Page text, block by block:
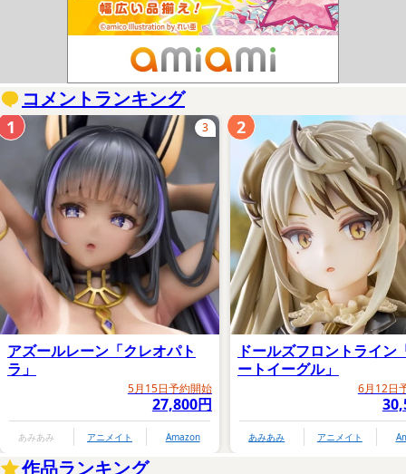
コメントランキング
アズールレーン「クレオパト
ラ」
5月15日予約開始
27,800円
あみあみ アニメイト Amazon
3
1
ドールズフロントライン
ートイーグル」
6月12日
あみあみ アニメイト
2
作品ランキング